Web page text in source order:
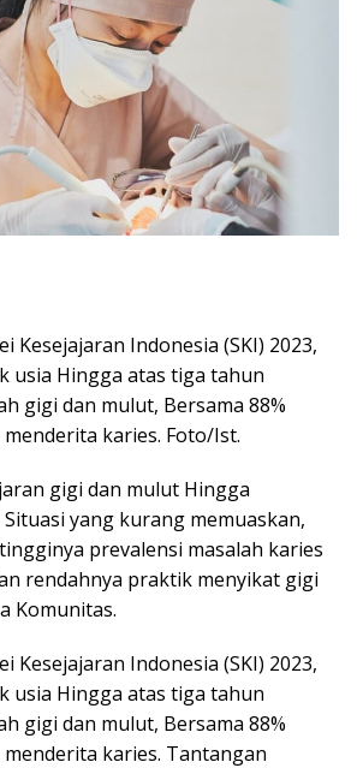
Kesejajaran Indonesia (SKI) 2023,
usia Hingga atas tiga tahun
gigi dan mulut, Bersama 88%
karies. Foto/Ist.
gigi dan mulut Hingga
yang kurang memuaskan,
prevalensi masalah karies
rendahnya praktik menyikat gigi
Komunitas.
Kesejajaran Indonesia (SKI) 2023,
usia Hingga atas tiga tahun
gigi dan mulut, Bersama 88%
karies. Tantangan